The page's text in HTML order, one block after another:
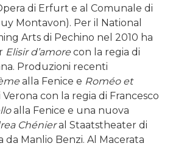
di Erfurt e al Comunale di
Montavon). Per il National
Arts di Pechino nel 2010 ha
Elisir d’amore con la regia di
Produzioni recenti
alla Fenice e Roméo et
Verona con la regia di Francesco
alla Fenice e una nuova
Chénieral Staatstheater di
Manlio Benzi. Al Macerata